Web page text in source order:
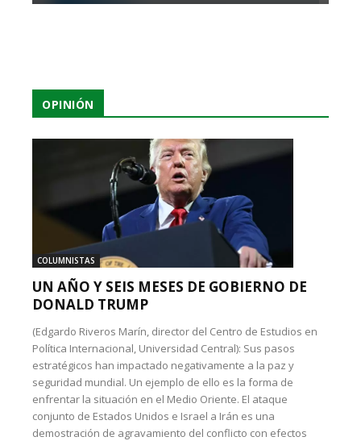
OPINIÓN
COLUMNISTAS
UN AÑO Y SEIS MESES DE GOBIERNO DE
DONALD TRUMP
(Edgardo Riveros Marín, director del Centro de Estudios en
Política Internacional, Universidad Central): Sus pasos
estratégicos han impactado negativamente a la paz y
seguridad mundial. Un ejemplo de ello es la forma de
enfrentar la situación en el Medio Oriente. El ataque
conjunto de Estados Unidos e Israel a Irán es una
demostración de agravamiento del conflicto con efectos